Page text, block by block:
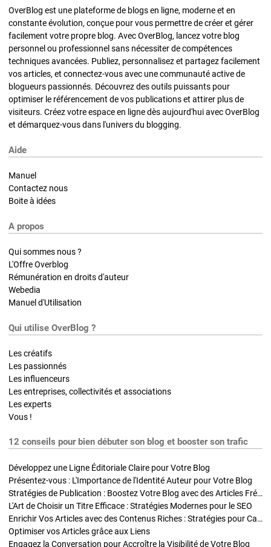
OverBlog est une plateforme de blogs en ligne, moderne et en
constante évolution, conçue pour vous permettre de créer et gérer
facilement votre propre blog. Avec OverBlog, lancez votre blog
personnel ou professionnel sans nécessiter de compétences
techniques avancées. Publiez, personnalisez et partagez facilement
vos articles, et connectez-vous avec une communauté active de
blogueurs passionnés. Découvrez des outils puissants pour
optimiser le référencement de vos publications et attirer plus de
visiteurs. Créez votre espace en ligne dès aujourd'hui avec OverBlog
et démarquez-vous dans l'univers du blogging.
Aide
Manuel
Contactez nous
Boite à idées
A propos
Qui sommes nous ?
L'Offre Overblog
Rémunération en droits d'auteur
Webedia
Manuel d'Utilisation
Qui utilise OverBlog ?
Les créatifs
Les passionnés
Les influenceurs
Les entreprises, collectivités et associations
Les experts
Vous !
12 conseils pour bien débuter son blog et booster son trafic
Développez une Ligne Éditoriale Claire pour Votre Blog
Présentez-vous : L'Importance de l'Identité Auteur pour Votre Blog
Stratégies de Publication : Boostez Votre Blog avec des Articles Fréquents et Exclusifs
L'Art de Choisir un Titre Efficace : Stratégies Modernes pour le SEO
Enrichir Vos Articles avec des Contenus Riches : Stratégies pour Captiver et Optimiser
Optimiser vos Articles grâce aux Liens
Engagez la Conversation pour Accroître la Visibilité de Votre Blog